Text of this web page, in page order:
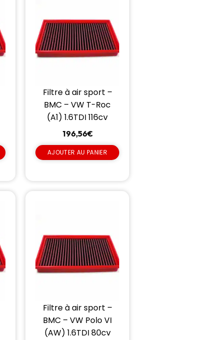
Filtre à air sport –
BMC – VW T-Roc
(A1) 1.6TDI 116cv
196,56€
AJOUTER AU PANIER
Filtre à air sport –
BMC – VW Polo VI
(AW) 1.6TDI 80cv